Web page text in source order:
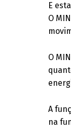
E
O
O
A
na